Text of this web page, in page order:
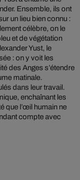
Ensemble, ils ont
un lieu bien connu :
célèbre, on le
et de végétation
Yust, le
: on y voit les
des Anges s’étendre
matinale.
dans leur travail.
enchaînant les
que l’œil humain ne
compte avec